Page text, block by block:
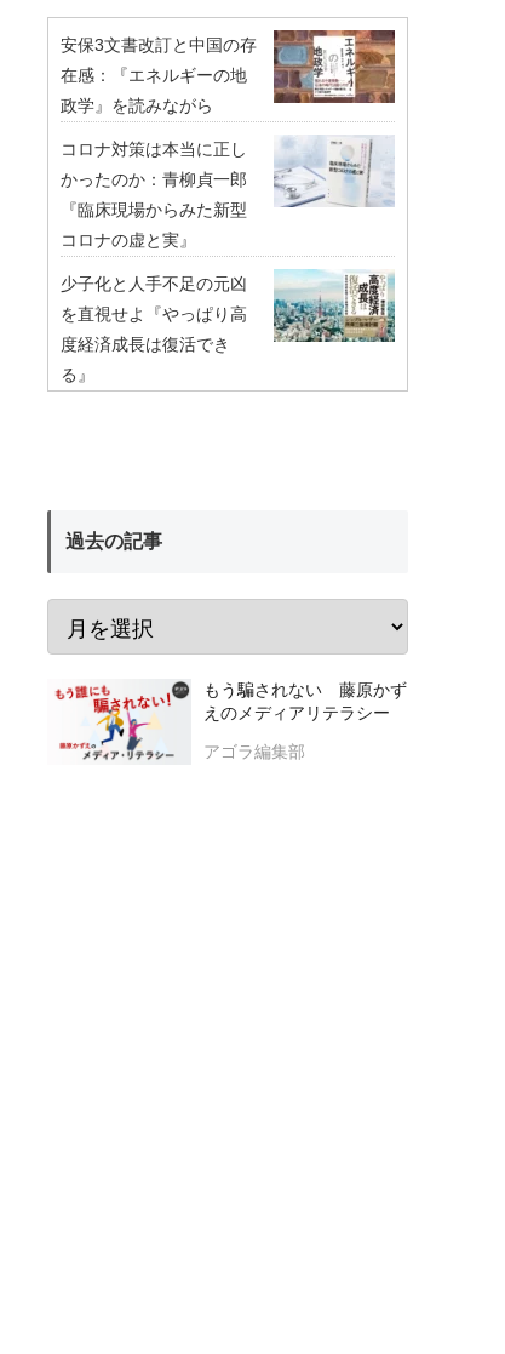
安保3文書改訂と中国の存
在感：『エネルギーの地
政学』を読みながら
コロナ対策は本当に正し
かったのか：青柳貞一郎
『臨床現場からみた新型
コロナの虚と実』
少子化と人手不足の元凶
を直視せよ『やっぱり高
度経済成長は復活でき
る』
過去の記事
もう騙されない 藤原かず
えのメディアリテラシー
アゴラ編集部